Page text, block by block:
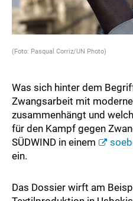
(Foto: Pasqual Corriz/UN Photo)
Was sich hinter dem
Zwangsarbeit mit
zusammenhängt und
für den Kampf gegen
SÜDWIND in einem
ein.
Das Dossier wirft am